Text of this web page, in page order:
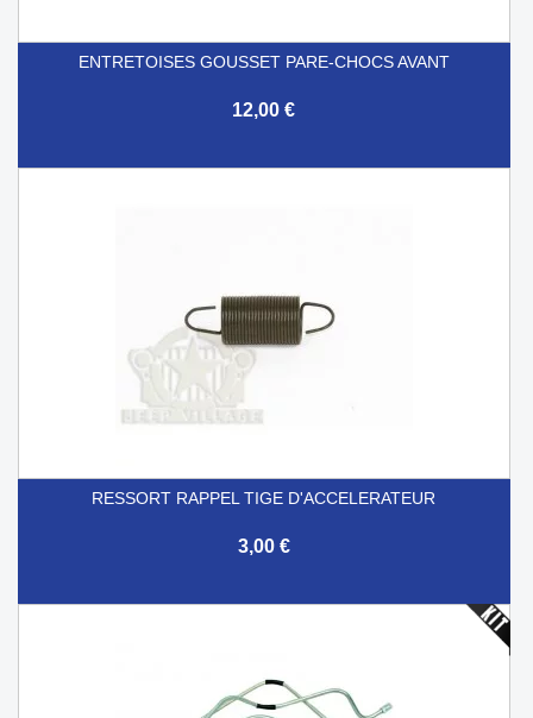
ENTRETOISES GOUSSET PARE-CHOCS AVANT
12,00 €
RESSORT RAPPEL TIGE D'ACCELERATEUR
3,00 €